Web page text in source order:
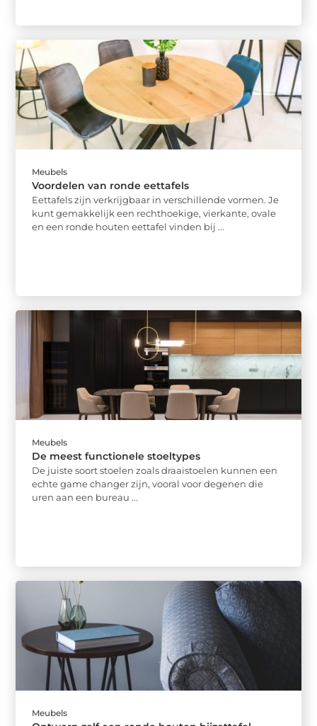
Meubels
Voordelen van ronde eettafels
Eettafels zijn verkrijgbaar in verschillende vormen. Je
kunt gemakkelijk een rechthoekige, vierkante, ovale
en een ronde houten eettafel vinden bij ...
Meubels
De meest functionele stoeltypes
De juiste soort stoelen zoals draaistoelen kunnen een
echte game changer zijn, vooral voor degenen die
uren aan een bureau ...
Meubels